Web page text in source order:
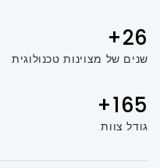
26+
שנים של מצוינות טכנולוגית
165+
גודל צוות